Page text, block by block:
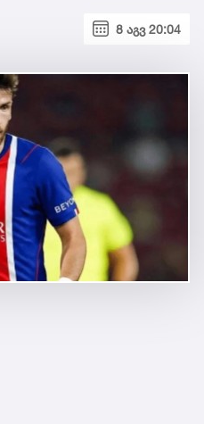
8 აგვ 20:04